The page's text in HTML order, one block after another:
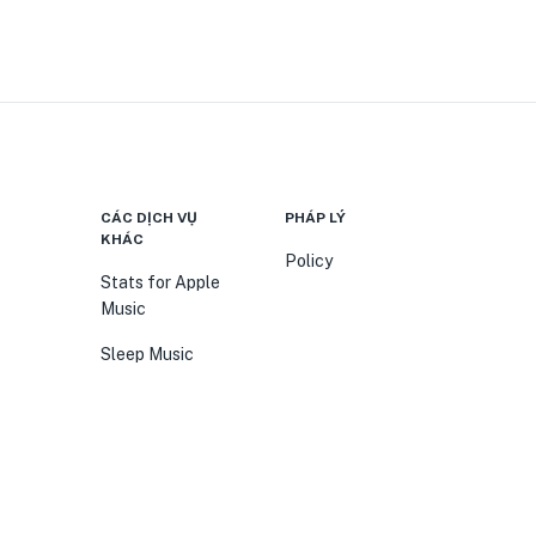
CÁC DỊCH VỤ
KHÁC
Stats for Apple
Music
Sleep Music
PHÁP LÝ
Policy